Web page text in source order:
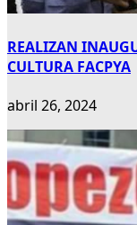
REALIZAN
CULTURA FACPYA
abril 26, 2024